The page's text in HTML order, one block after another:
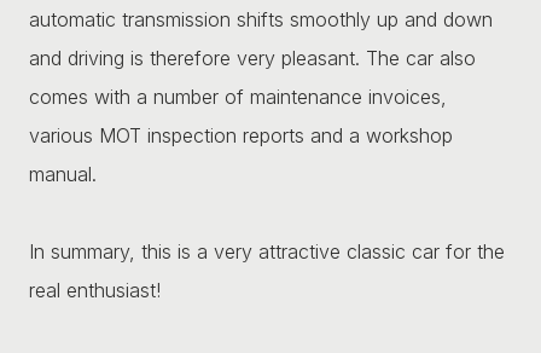
automatic transmission shifts smoothly up and down
and driving is therefore very pleasant. The car also
comes with a number of maintenance invoices,
various MOT inspection reports and a workshop
manual.
In summary, this is a very attractive classic car for the
real enthusiast!